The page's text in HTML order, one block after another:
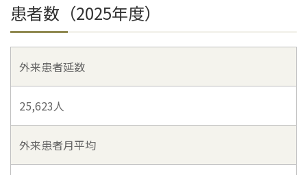
患者数（2025年度）
外来患者延数
25,623人
外来患者月平均